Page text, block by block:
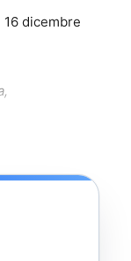
dicembre